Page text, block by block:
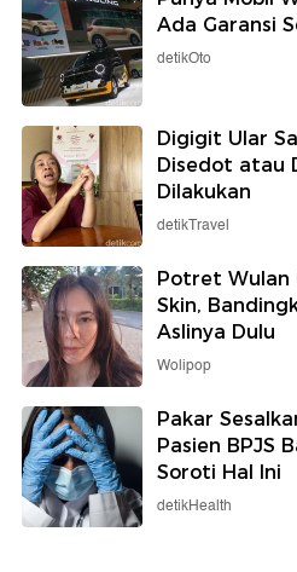
Ada Garansi
detikOto
Digigit Ular
Disedot atau
Dilakukan
detikTravel
Potret Wulan
Skin,
Aslinya Dulu
Wolipop
Pakar
Pasien BPJS
Soroti Hal Ini
detikHealth